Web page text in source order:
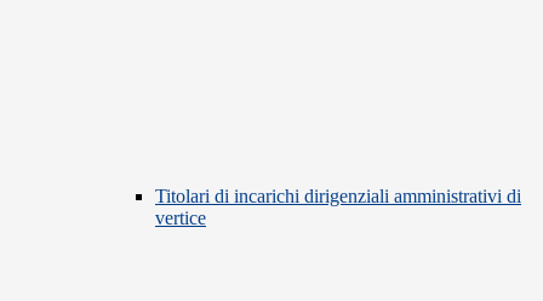
Titolari di incarichi dirigenziali amministrativi di
vertice